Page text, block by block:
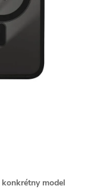
konkrétny model